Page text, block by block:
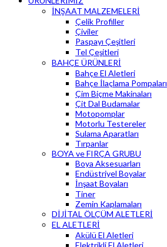
İNŞAAT MALZEMELERİ
Çelik Profiller
Çiviler
Paspayı Çeşitleri
Tel Çeşitleri
BAHÇE ÜRÜNLERİ
Bahçe El Aletleri
Bahçe İlaçlama Pompaları
Çim Biçme Makinaları
Çit Dal Budamalar
Motopomplar
Motorlu Testereler
Sulama Aparatları
Tırpanlar
BOYA ve FIRÇA GRUBU
Boya Aksesuarları
Endüstriyel Boyalar
İnşaat Boyaları
Tiner
Zemin Kaplamaları
DİJİTAL ÖLÇÜM ALETLERİ
EL ALETLERİ
Akülü El Aletleri
Elektrikli El Aletleri